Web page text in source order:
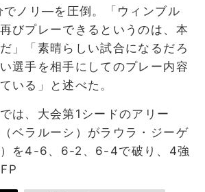
ノリ―を圧倒。「ウィンブル
びプレーできるというのは、本
」「素晴らしい試合になるだろ
選手を相手にしてのプレー内容
いる」と述べた。
は、大会第1シードのアリー
ベラルーシ）がラウラ・ジーゲ
）を4-6、6-2、6-4で破り、4強